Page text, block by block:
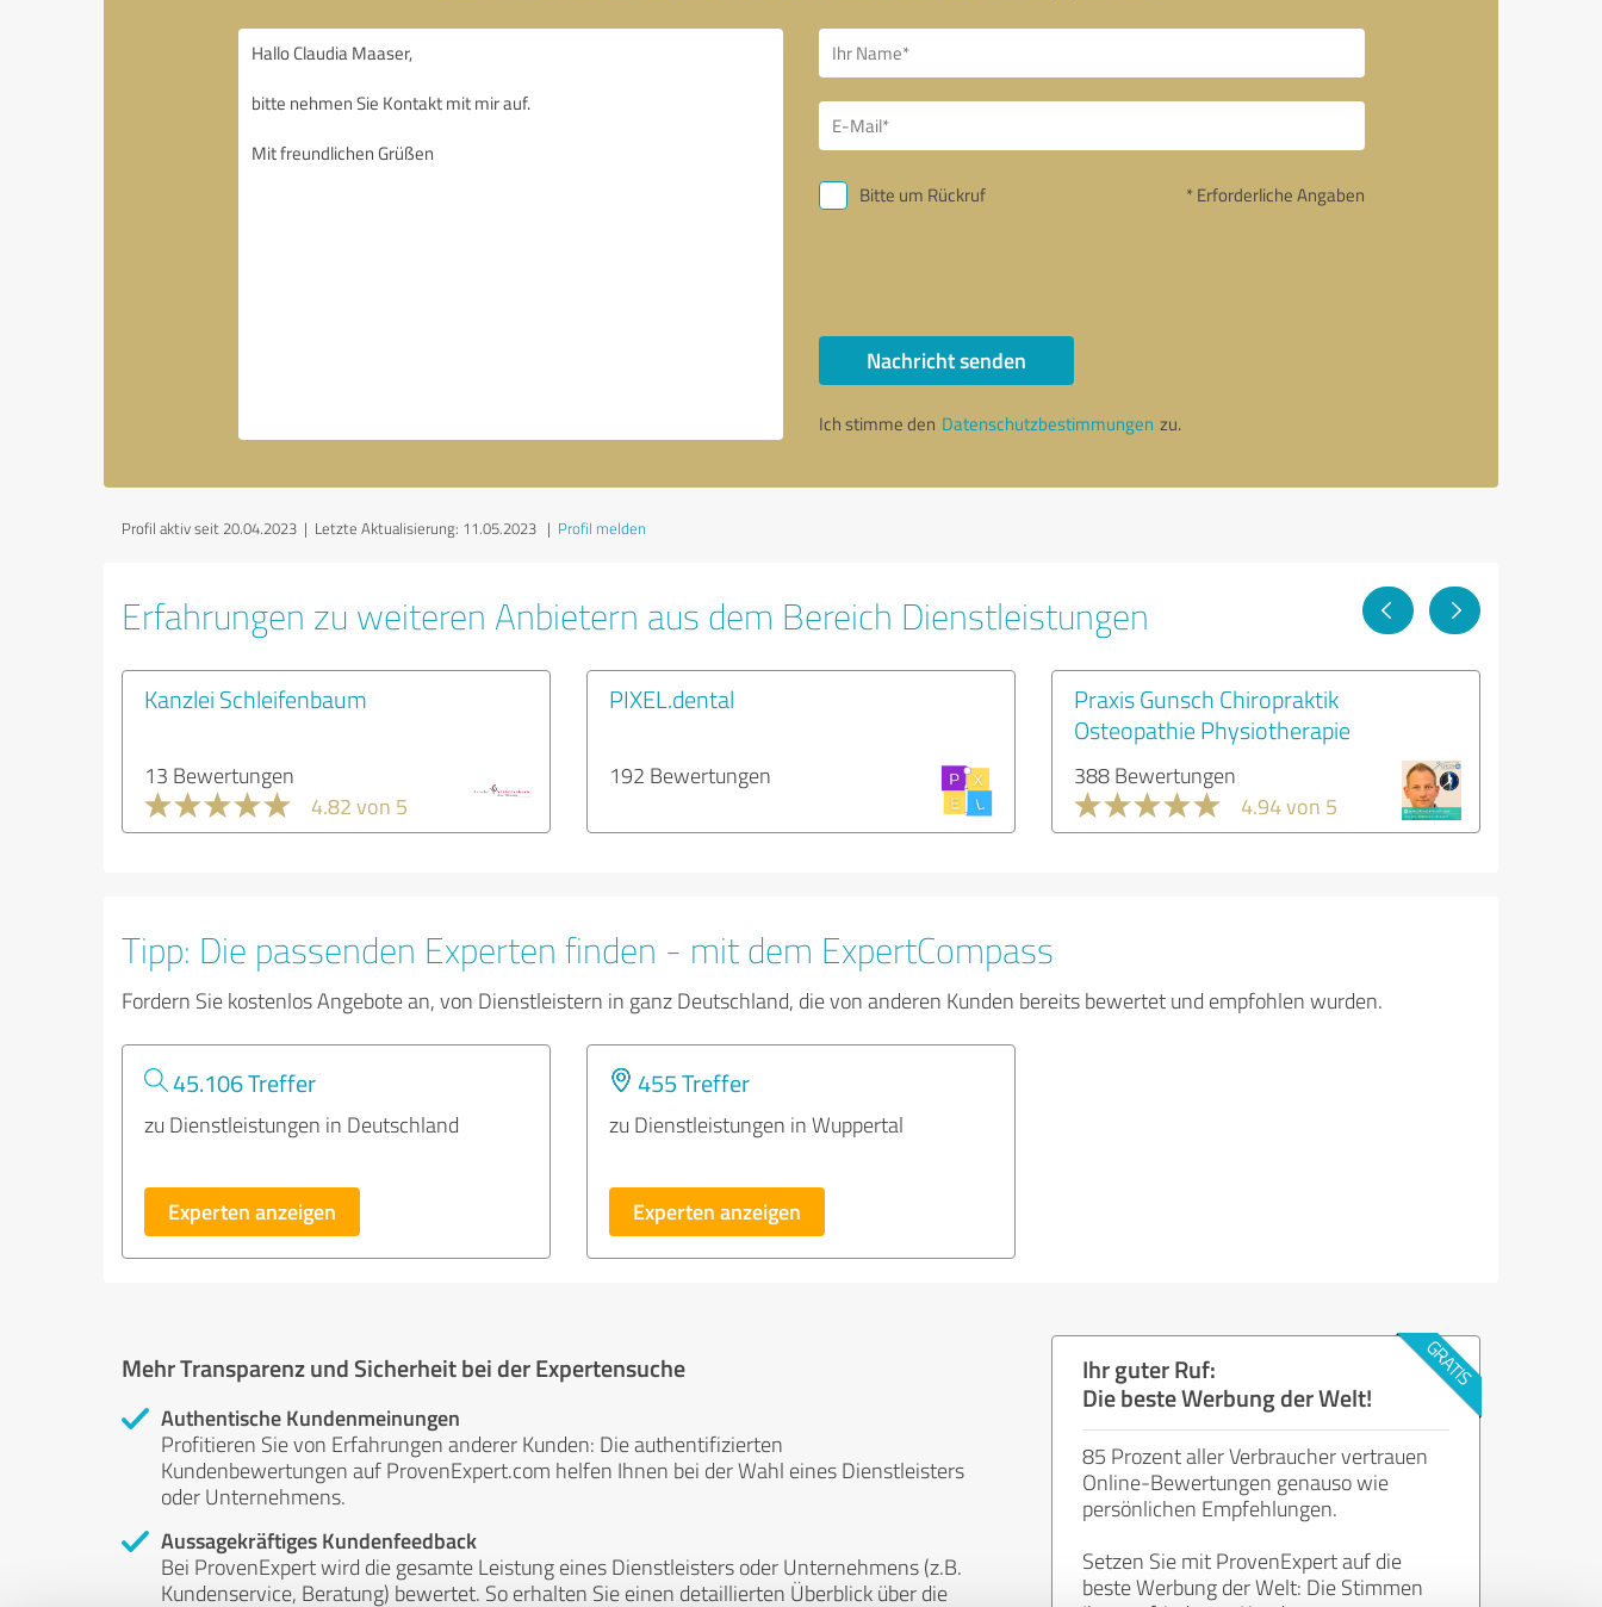
Bitte um Rückruf * Erforderliche Angaben
Nachricht senden
Ich stimme den Datenschutzbestimmungen zu.
Profil aktiv seit 20.04.2023 | Letzte Aktualisierung: 11.05.2023 | Profil melden
Erfahrungen zu weiteren Anbietern aus dem Bereich Dienstleistungen
Kanzlei Schleifenbaum
13 Bewertungen
4.82 von 5
PIXEL.dental
192 Bewertungen
Praxis Gunsch Chiropraktik
Osteopathie Physiotherapie
388 Bewertungen
4.94 von 5
Tipp: Die passenden Experten finden - mit dem ExpertCompass
Fordern Sie kostenlos Angebote an, von Dienstleistern in ganz Deutschland, die von anderen Kunden bereits bewertet und empfohlen wurden.
45.106 Treffer
zu Dienstleistungen in Deutschland
Experten anzeigen
455 Treffer
zu Dienstleistungen in Wuppertal
Experten anzeigen
Mehr Transparenz und Sicherheit bei der Expertensuche
Authentische Kundenmeinungen
Profitieren Sie von Erfahrungen anderer Kunden: Die authentifizierten
Kundenbewertungen auf ProvenExpert.com helfen Ihnen bei der Wahl eines Dienstleisters
oder Unternehmens.
Aussagekräftiges Kundenfeedback
Bei ProvenExpert wird die gesamte Leistung eines Dienstleisters oder Unternehmens (z.B.
Kundenservice, Beratung) bewertet. So erhalten Sie einen detaillierten Überblick über die
Ihr guter Ruf:
Die beste Werbung der Welt!
85 Prozent aller Verbraucher vertrauen
Online-Bewertungen genauso wie
persönlichen Empfehlungen.
Setzen Sie mit ProvenExpert auf die
beste Werbung der Welt: Die Stimmen